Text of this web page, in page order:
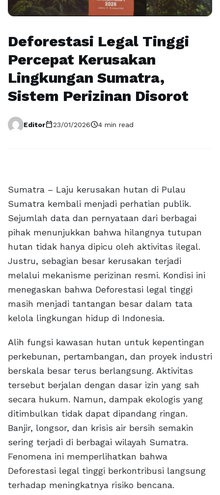
Deforestasi Legal Tinggi
Percepat Kerusakan
Lingkungan Sumatra,
Sistem Perizinan Disorot
Editorcalendar_today23/01/2026schedule4 min read
Sumatra – Laju kerusakan hutan di Pulau
Sumatra kembali menjadi perhatian publik.
Sejumlah data dan pernyataan dari berbagai
pihak menunjukkan bahwa hilangnya tutupan
hutan tidak hanya dipicu oleh aktivitas ilegal.
Justru, sebagian besar kerusakan terjadi
melalui mekanisme perizinan resmi. Kondisi ini
menegaskan bahwa Deforestasi legal tinggi
masih menjadi tantangan besar dalam tata
kelola lingkungan hidup di Indonesia.
Alih fungsi kawasan hutan untuk kepentingan
perkebunan, pertambangan, dan proyek industri
berskala besar terus berlangsung. Aktivitas
tersebut berjalan dengan dasar izin yang sah
secara hukum. Namun, dampak ekologis yang
ditimbulkan tidak dapat dipandang ringan.
Banjir, longsor, dan krisis air bersih semakin
sering terjadi di berbagai wilayah Sumatra.
Fenomena ini memperlihatkan bahwa
Deforestasi legal tinggi berkontribusi langsung
terhadap meningkatnya risiko bencana.